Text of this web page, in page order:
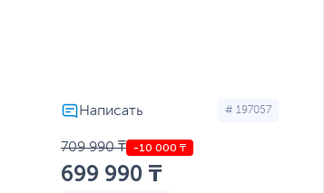
# 197057
709 990 ₸
699 990 ₸